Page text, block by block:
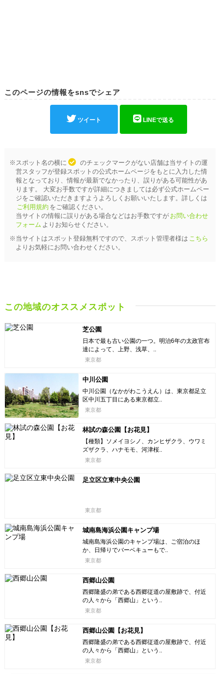
このページの情報をsnsでシェア
ツイート LINEで送る
※スポット名の横に
のチェックマークがない店舗は当サイトの運
営スタッフが登録スポットの公式ホームページをもとに入力した情
報となっており、情報が最新でなかったり、誤りがある可能性があ
ります。 大変お手数ですが詳細につきましては必ず公式ホームペー
ジをご確認いただきますようよろしくお願いいたします。詳しくは
ご利用規約 をご確認ください。
当サイトの情報に誤りがある場合などはお手数ですが お問い合わせ
フォーム よりお知らせください。
※当サイトはスポット登録無料ですので、スポット管理者様は こちら
よりお気軽にお問い合わせください。
この地域のオススメスポット
芝公園
日本で最も古い公園の一つ。明治6年の太政官布
達によって、上野、浅草、..
東京都
中川公園
中川公園（なかがわこうえん）は、東京都足立
区中川五丁目にある東京都立..
東京都
林試の森公園【お花見】
【種類】ソメイヨシノ、カンヒザクラ、ウワミ
ズザクラ、ハナモモ、河津桜..
東京都
足立区立東中央公園
東京都
城南島海浜公園キャンプ場
城南島海浜公園のキャンプ場は、ご宿泊のほ
か、日帰りでバーベキューもで..
東京都
西郷山公園
西郷隆盛の弟である西郷従道の屋敷跡で、付近
の人々から「西郷山」という..
東京都
西郷山公園【お花見】
西郷隆盛の弟である西郷従道の屋敷跡で、付近
の人々から「西郷山」という..
東京都